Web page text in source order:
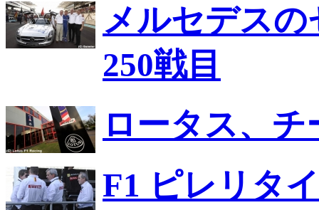
メルセデス
250戦目
ロータス、
F1 ピレリタ